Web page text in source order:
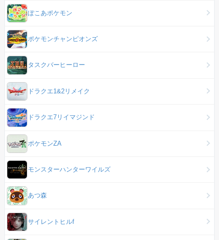
ぽこあポケモン
ポケモンチャンピオンズ
タスクバーヒーロー
ドラクエ1&2リメイク
ドラクエ7リイマジンド
ポケモンZA
モンスターハンターワイルズ
あつ森
サイレントヒルf